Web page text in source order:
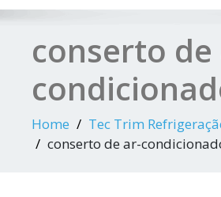
conserto de
Home
Tec Trim
conserto de ar-